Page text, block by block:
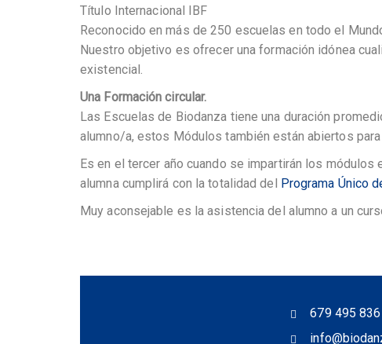
Título Internacional IBF
Reconocido en más de 250 escuelas en todo el
Nuestro objetivo es ofrecer una formación idónea
existencial.
Una Formación circular.
Las Escuelas de Biodanza tiene una duración
alumno/a, estos Módulos también están abiertos
Es en el tercer año cuando se impartirán los
alumna cumplirá con la totalidad del Programa Único
Muy aconsejable es la asistencia del alumno a un
679 495 836